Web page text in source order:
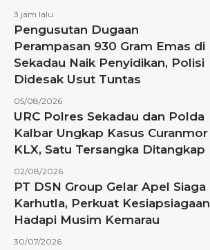
3 jam lalu
Pengusutan Dugaan
Perampasan 930 Gram Emas di
Sekadau Naik Penyidikan, Polisi
Didesak Usut Tuntas
05/08/2026
URC Polres Sekadau dan Polda
Kalbar Ungkap Kasus Curanmor
KLX, Satu Tersangka Ditangkap
02/08/2026
PT DSN Group Gelar Apel Siaga
Karhutla, Perkuat Kesiapsiagaan
Hadapi Musim Kemarau
30/07/2026